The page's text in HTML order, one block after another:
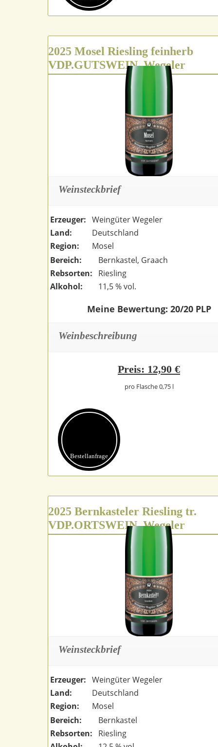
2025 Mosel Riesling feinherb
VDP.GUTSWEIN, Wegeler
Weinsteckbrief
Erzeuger:
Weingüter Wegeler
Land:
Deutschland
Region:
Mosel
Bereich:
Bernkastel, Graach
Rebsorten:
Riesling
Alkohol:
11,5 % vol.
Meine Bewertung: 20/20 PLP
Weinbeschreibung
Preis: 12,90 €
pro Flasche 0,75 l
Bestell­anfrage
2025 Bernkasteler Riesling tr.
VDP.ORTSWEIN, Wegeler
Weinsteckbrief
Erzeuger:
Weingüter Wegeler
Land:
Deutschland
Region:
Mosel
Bereich:
Bernkastel
Rebsorten:
Riesling